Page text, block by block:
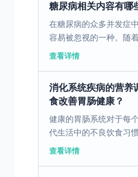
糖尿病相关内容有哪
在糖尿病的众多并发症
容易被忽视的一种。随
断增加，了解糖尿病代
查看详情
消化系统疾病的营养
食改善胃肠健康？
健康的胃肠系统对于每
代生活中的不良饮食习
病的高发。通过科学合
查看详情